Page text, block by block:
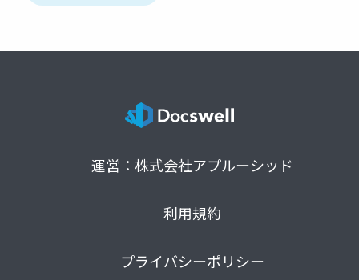
運営：株式会社アプルーシッド
利用規約
プライバシーポリシー